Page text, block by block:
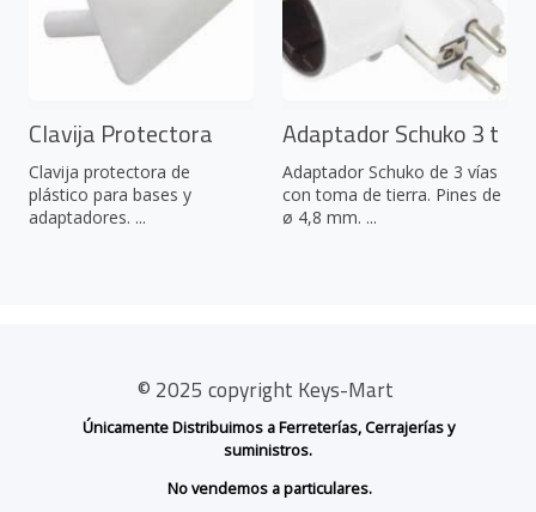
Clavija Protectora
Clavija protectora de
plástico para bases y
adaptadores. ...
Adaptador Schuko 3 t
Adaptador Schuko de 3 vías
con toma de tierra. Pines de
ø 4,8 mm. ...
© 2025 copyright Keys-Mart
Únicamente Distribuimos a Ferreterías, Cerrajerías y
suministros.
No vendemos a particulares.